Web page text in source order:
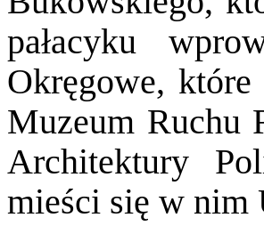
pałacyku
Okręgowe, które
Muzeum Ruchu
Architektury
mieści się w nim